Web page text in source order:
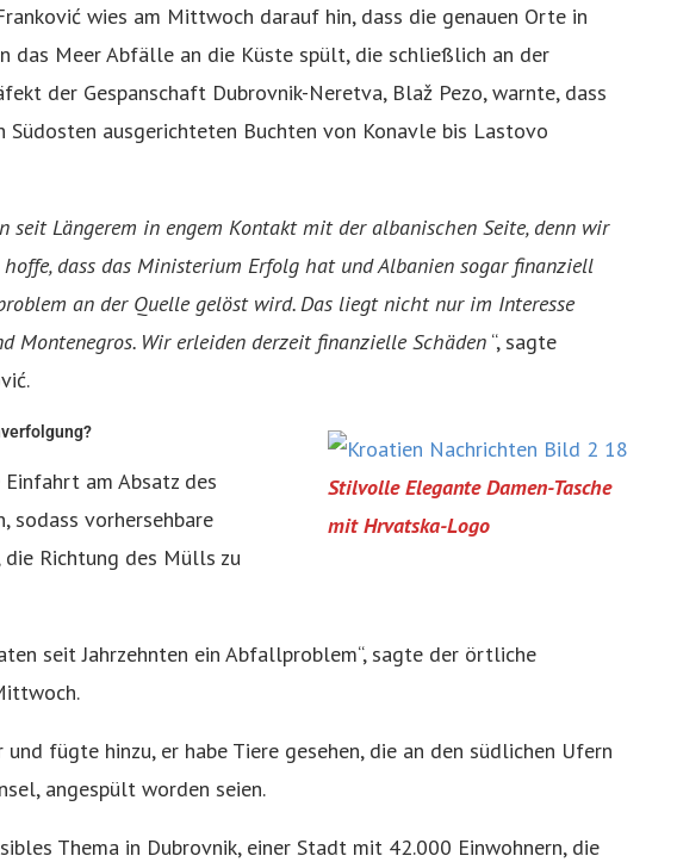
wies am Mittwoch darauf hin, dass die genauen Orte in
das Meer Abfälle an die Küste spült, die schließlich an der
der Gespanschaft Dubrovnik-Neretva, Blaž Pezo, warnte, dass
ausgerichteten Buchten von Konavle bis Lastovo
seit Längerem in engem Kontakt mit der albanischen Seite, denn wir
dass das Ministerium Erfolg hat und Albanien sogar finanziell
an der Quelle gelöst wird. Das liegt nicht nur im Interesse
Montenegros. Wir erleiden derzeit finanzielle Schäden “, sagte
Stilvolle Elegante Damen-Tasche
mit Hrvatska-Logo
am Absatz des
sodass vorhersehbare
Richtung des Mülls zu
seit Jahrzehnten ein Abfallproblem“, sagte der örtliche
fügte hinzu, er habe Tiere gesehen, die an den südlichen Ufern
angespült worden seien.
Thema in Dubrovnik, einer Stadt mit 42.000 Einwohnern, die